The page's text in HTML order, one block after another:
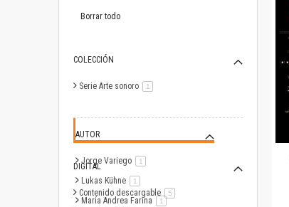
artículo
Borrar todo
COLECCIÓN
Serie Arte sonoro 1
AUTOR
Jorge Variego 1
Lukas Kühne 1
María Andrea Farina 1 artículo
DIGITAL
Contenido descargable 5artículo